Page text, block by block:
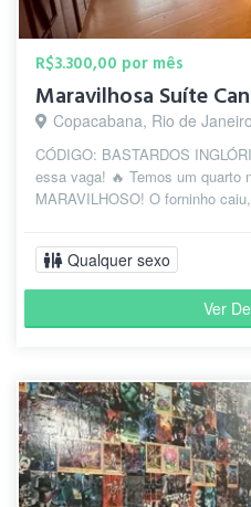
R$3.300,00 por mês
Copacabana, Rio de
CÓDIGO: BASTARDOS
essa vaga! 🔥 Temos um quarto
MARAVILHOSO! O forninho
Qualquer sexo
Ver